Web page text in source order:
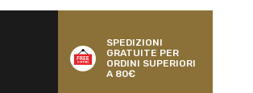
SPEDIZIONI
GRATUITE PER
ORDINI SUPERIORI
A 80€